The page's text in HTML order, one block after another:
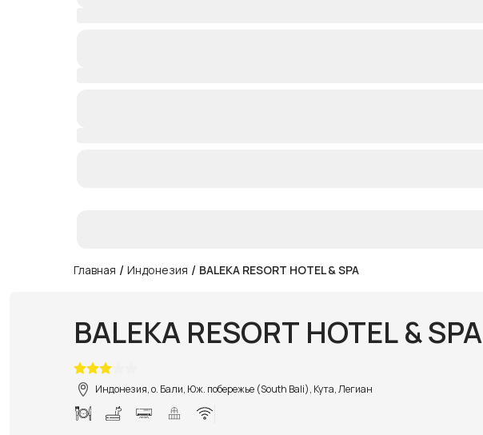
Главная / Индонезия / BALEKA RESORT HOTEL & SPA
BALEKA RESORT HOTEL & SPA
Индонезия, о. Бали, Юж. побережье (South Bali), Кута, Легиан